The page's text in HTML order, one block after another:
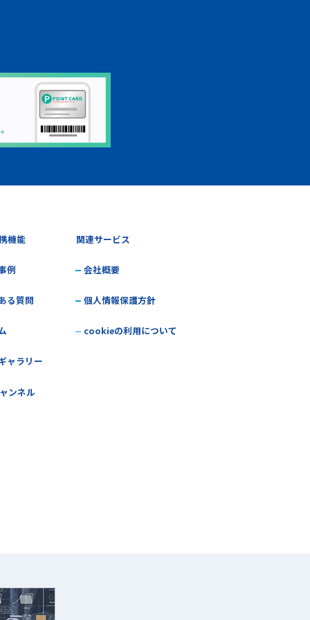
機能
例
る質問
ャラリー
ンネル
関連サービス
会社概要
個人情報保護方針
cookieの利用について